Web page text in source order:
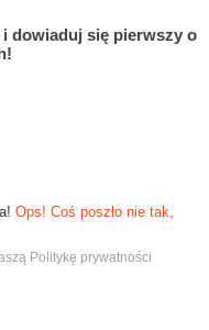
dowiaduj się pierwszy o
Ops! Coś poszło nie tak,
Politykę prywatności